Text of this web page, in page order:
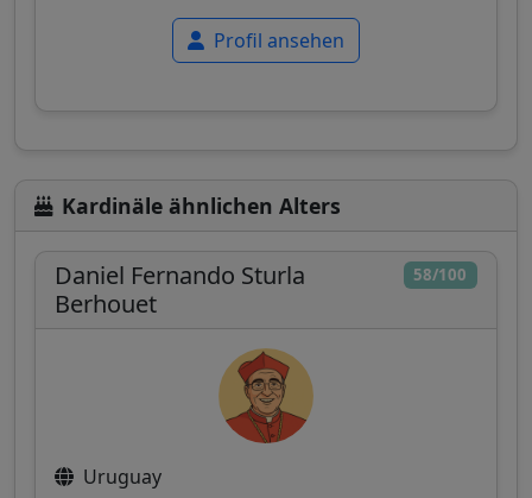
Profil ansehen
Kardinäle ähnlichen Alters
58/100
Daniel Fernando Sturla
Berhouet
Uruguay